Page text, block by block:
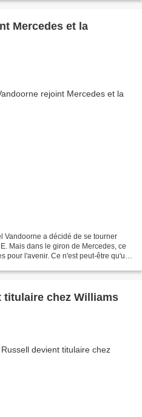
Mercedes et la
Vandoorne a décidé de se tourner
Mais dans le giron de Mercedes, ce
pour l'avenir. Ce n'est peut-être qu'un
titulaire chez Williams